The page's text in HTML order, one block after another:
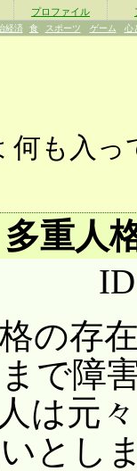
プロファイル
経済 食 スポーツ ゲーム 心
何も入っ
多重人
の存
で障
は元
とし